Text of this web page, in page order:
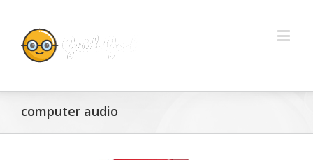
computer audio